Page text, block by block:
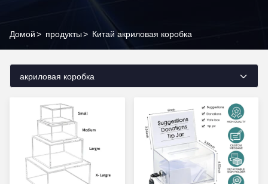
Домой> продукты> Китай акриловая коробка
акриловая коробка